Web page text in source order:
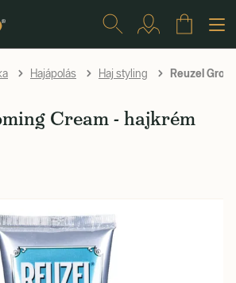
Hajápolás Haj styling Reuzel
Cream - hajkrém